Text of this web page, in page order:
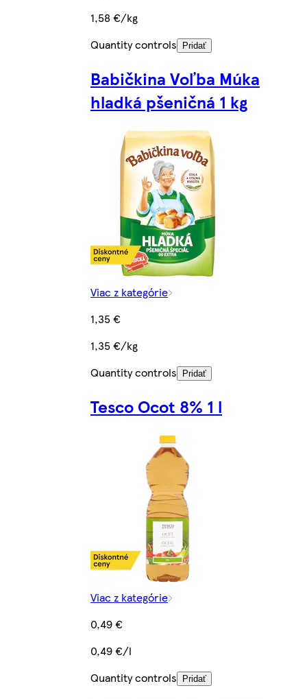
1,58 €/kg
Quantity controls
Pridať
Babičkina Voľba Múka
hladká pšeničná 1 kg
Viac z kategórie
1,35 €
1,35 €/kg
Quantity controls
Pridať
Tesco Ocot 8% 1 l
Viac z kategórie
0,49 €
0,49 €/l
Quantity controls
Pridať